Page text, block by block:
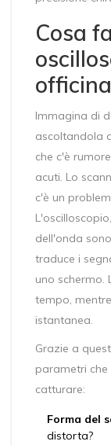
Cosa
Immagina di
ascoltandola
che c'è
acuti. Lo
c'è un
dell'onda
traduce i
uno schermo.
tempo,
istantanea.
Grazie a
parametri che
catturare:
Forma del
distorta?